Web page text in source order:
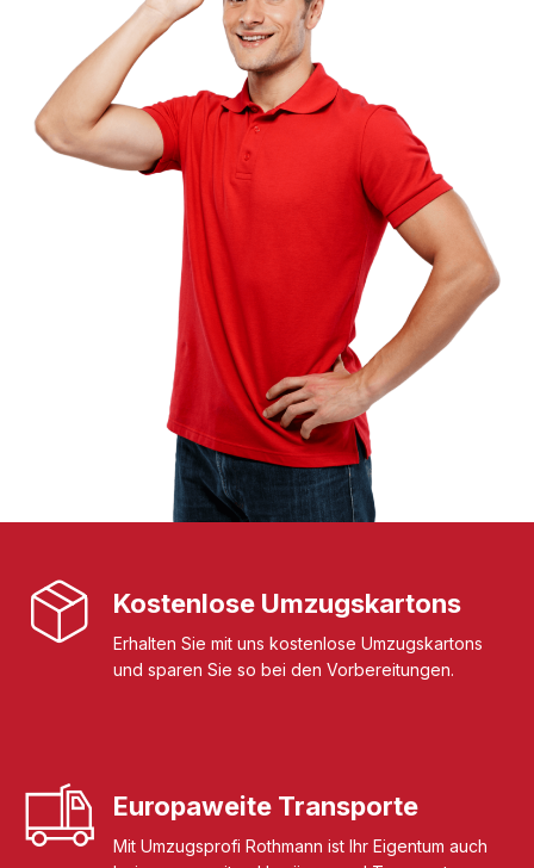
Kostenlose Umzugskartons
Erhalten Sie mit uns kostenlose Umzugskartons
und sparen Sie so bei den Vorbereitungen.
Europaweite Transporte
Mit Umzugsprofi Rothmann ist Ihr Eigentum auch